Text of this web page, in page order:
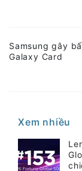
Samsung gây
Galaxy Card
Xem nhiều